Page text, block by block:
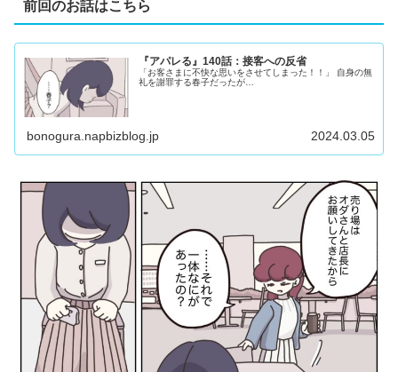
前回のお話はこちら
『アパレる』140話：接客への反省
「お客さまに不快な思いをさせてしまった！！」 自身の無
礼を謝罪する春子だったが…
bonogura.napbizblog.jp 2024.03.05